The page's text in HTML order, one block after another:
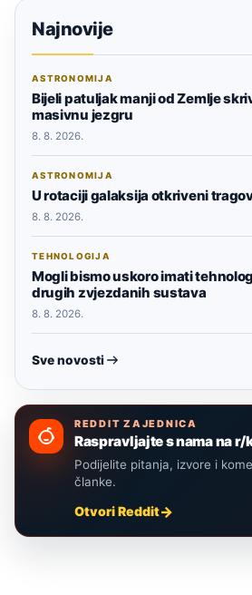
Najnovije
ASTRONOMIJA
Bijeli patuljak manji od Zemlje
masivnu jezgru
8. 8. 2026.
ASTRONOMIJA
U rotaciji galaksija otkriveni
8. 8. 2026.
TEHNOLOGIJA
Mogli bismo uskoro imati
drugih zvjezdanih sustava
8. 8. 2026.
Sve novosti
REDDIT ZAJEDNICA
Raspravljajte s nama na
Podijelite pitanja, izvore i
članke.
Otvori Reddit